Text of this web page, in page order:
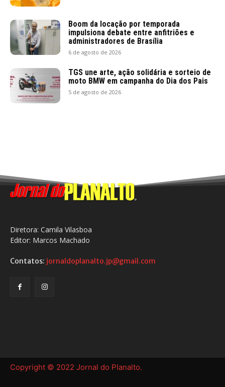
Boom da locação por temporada
impulsiona debate entre anfitriões e
administradores de Brasília
6 de agosto de 2026
TGS une arte, ação solidária e sorteio de
moto BMW em campanha do Dia dos Pais
5 de agosto de 2026
Diretora: Camila Vilasboa
Editor: Marcos Machado
Contatos: jornaldoplanalto.jp@gmail.com
Copyright © 2022 Jornal do Planalto.